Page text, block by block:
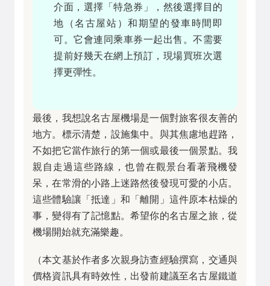
介面，選擇「特急券」，然後選擇目的
地（名古屋站）和期望的發車時間即
可。它會連同乘車券一起出售。不需要
提前好幾天在網上預訂，現場買班次選
擇更彈性。
最後，我想說名古屋機場是一個對旅客很友善的
地方。標示清楚，設施集中。與其焦慮地趕路，
不如把它當作旅行的第一個或最後一個景點。我
親自走過這些路線，也曾在觀景台看著飛機發
呆，在常滑的小路上迷路然後發現可愛的小店。
這些體驗讓「抵達」和「離開」這件原本枯燥的
事，變得有了記憶點。希望你的名古屋之旅，從
機場開始就充滿樂趣。
（本文基於作者多次親身訪查經驗撰寫，交通與
價格資訊具有時效性，出發前建議至名古屋鐵道